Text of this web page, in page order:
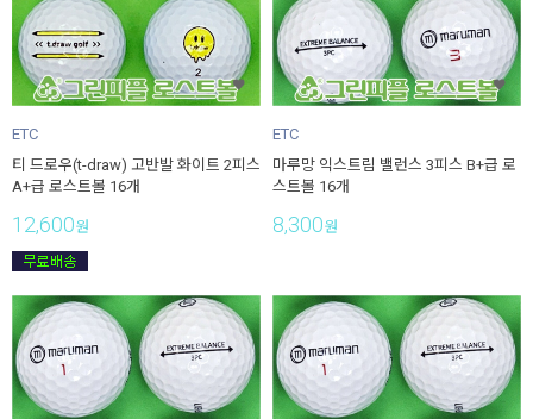
ETC
티 드로우(t-draw) 고반발 화이트 2피스
A+급 로스트볼 16개
12,600원
ETC
마루망 익스트림 밸런스 3피스 B+급 로
스트볼 16개
8,300원